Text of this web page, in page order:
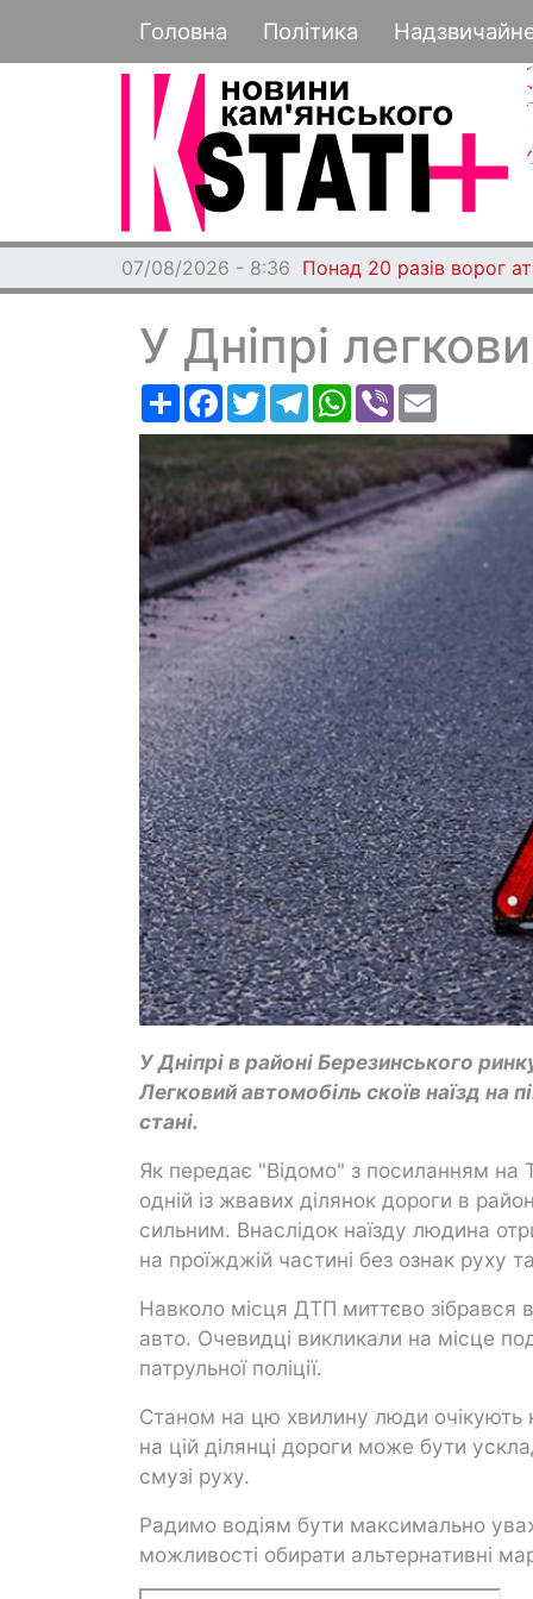
Основная навигация
Головна Політика
07/08/2026 - 8:36 Понад 20 разів ворог
У Дніпрі
РесурсFacebook
TwitterTelegramWhatsApp
Viber
У Дніпрі в районі Березинського
Легковий автомобіль скоїв наїзд на
стані.
Як передає "Відомо" з посиланням на
одній із жвавих ділянок дороги в
сильним. Внаслідок наїзду людина
на проїжджій частині без ознак руху
Навколо місця ДТП миттєво зібрався
авто. Очевидці викликали на місце
патрульної поліції.
Станом на цю хвилину люди очікують
на цій ділянці дороги може бути
смузі руху.
Радимо водіям бути максимально
можливості обирати альтернативні